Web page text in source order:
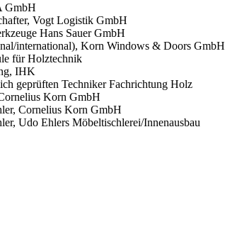
GmbH
Vogt Logistik GmbH
Hans Sauer GmbH
international), Korn Windows & Doors GmbH
für Holztechnik
IHK
geprüften Techniker Fachrichtung Holz
Korn GmbH
Cornelius Korn GmbH
Udo Ehlers Möbeltischlerei/Innenausbau